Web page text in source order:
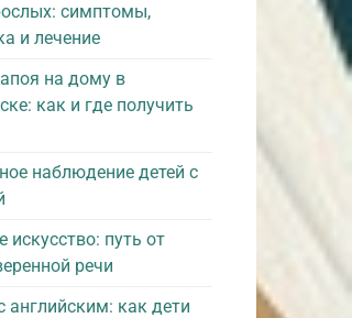
симптомы,
и лечение
на дому в
как и где получить
наблюдение детей с
искусство: путь от
речи
английским: как дети